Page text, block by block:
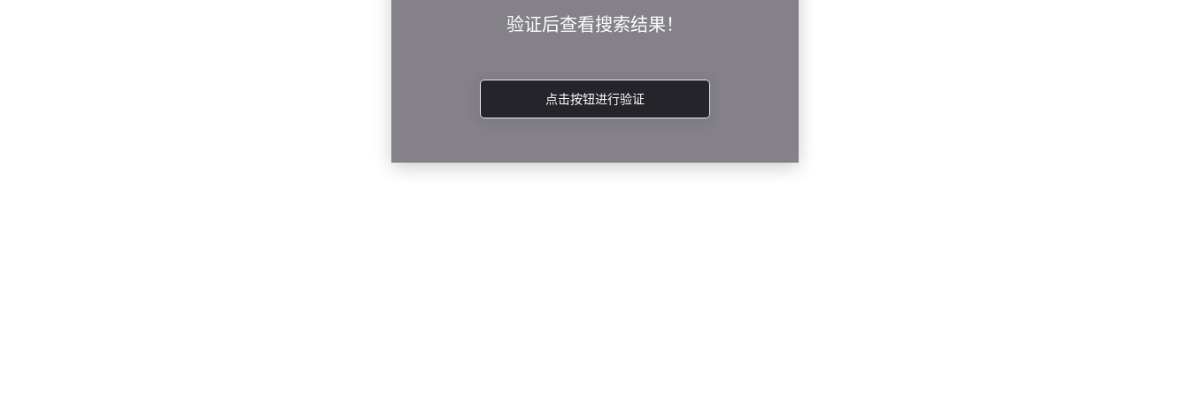
验证后查看搜索结果！
点击按钮进行验证